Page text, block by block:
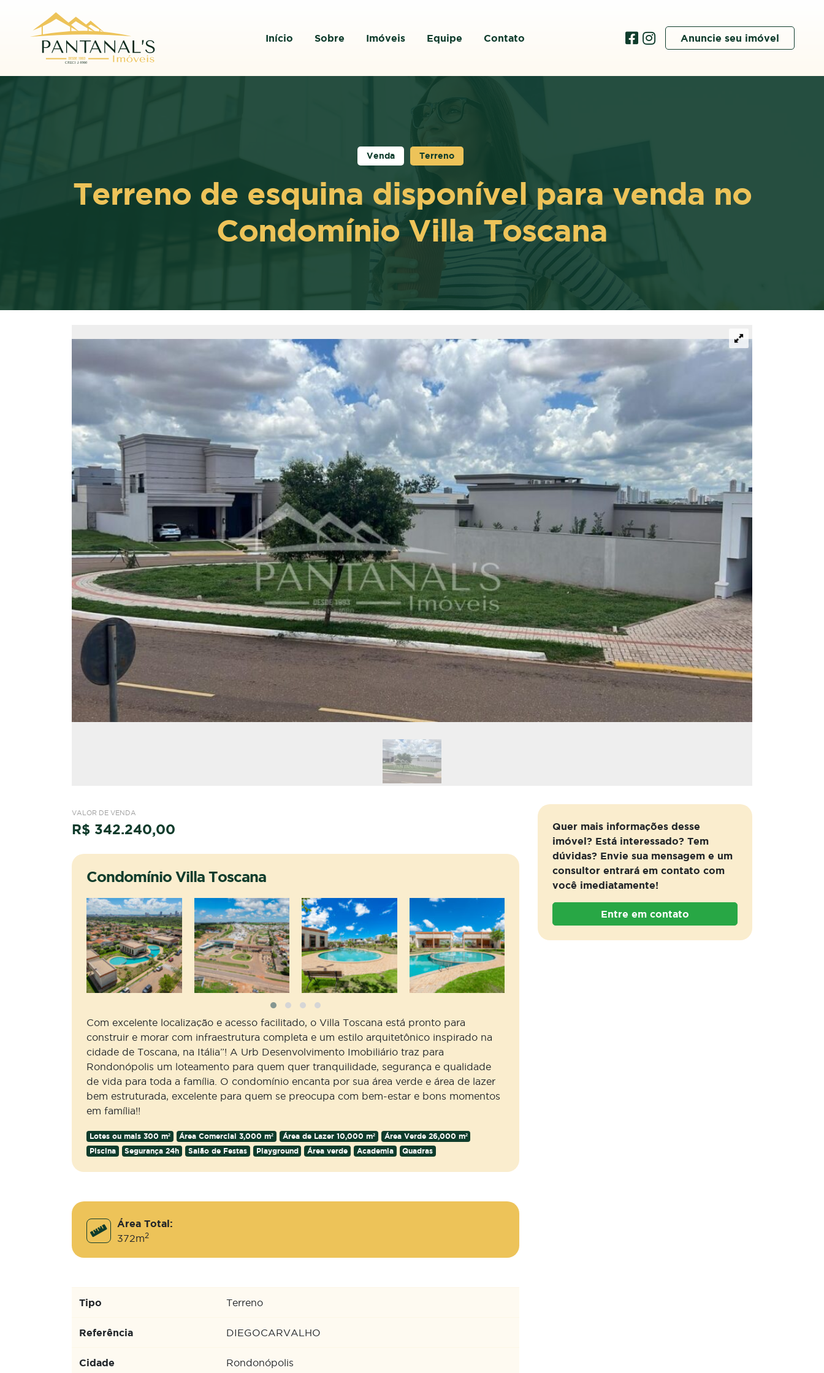
Início Sobre Imóveis Equipe Contato Anuncie seu imóvel
Venda Terreno
Terreno de esquina disponível para venda no
Condomínio Villa Toscana
VALOR DE VENDA
R$ 342.240,00
Condomínio Villa Toscana
Com excelente localização e acesso facilitado, o Villa Toscana está pronto para
construir e morar com infraestrutura completa e um estilo arquitetônico inspirado na
cidade de Toscana, na Itália”! A Urb Desenvolvimento Imobiliário traz para
Rondonópolis um loteamento para quem quer tranquilidade, segurança e qualidade
de vida para toda a família. O condomínio encanta por sua área verde e área de lazer
bem estruturada, excelente para quem se preocupa com bem-estar e bons momentos
em família!!
Lotes ou mais 300 m² Área Comercial 3,000 m² Área de Lazer 10,000 m²
Área Verde 26,000 m²
Piscina
Segurança 24h Salão de Festas Playground Área verde Academia Quadras
Área Total:
372m2
Tipo Terreno
Referência DIEGOCARVALHO
Cidade Rondonópolis
Quer mais informações desse
imóvel? Está interessado? Tem
dúvidas? Envie sua mensagem e um
consultor entrará em contato com
você imediatamente!
Entre em contato